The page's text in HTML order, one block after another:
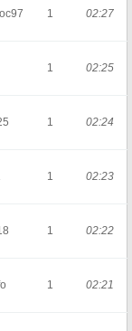
1 02:27
1 02:25
1 02:24
1 02:23
1 02:22
1 02:21